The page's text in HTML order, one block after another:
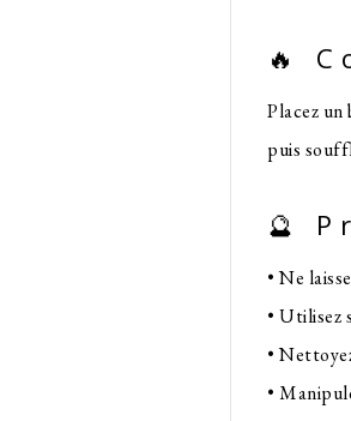
🔥
Placez un
puis
🔮
• Ne
• Utilisez
•
•